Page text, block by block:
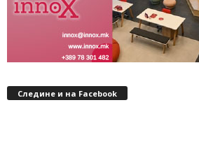
Следине и на Facebook